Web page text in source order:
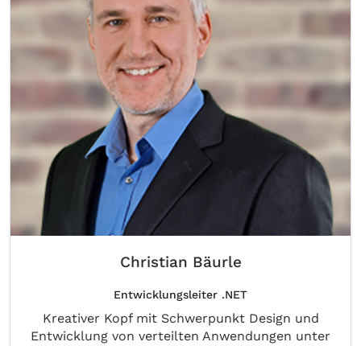
Christian Bäurle
Entwicklungsleiter .NET
Kreativer Kopf mit Schwerpunkt Design und
Entwicklung von verteilten Anwendungen unter